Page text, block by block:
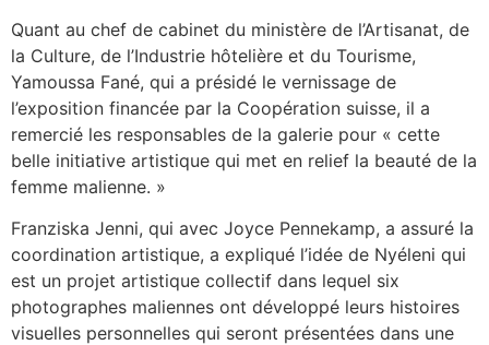
Quant au chef de cabinet du ministère de l’Artisanat, de
la Culture, de l’Industrie hôtelière et du Tourisme,
Yamoussa Fané, qui a présidé le vernissage de
l’exposition financée par la Coopération suisse, il a
remercié les responsables de la galerie pour « cette
belle initiative artistique qui met en relief la beauté de la
femme malienne. »
Franziska Jenni, qui avec Joyce Pennekamp, a assuré la
coordination artistique, a expliqué l’idée de Nyéleni qui
est un projet artistique collectif dans lequel six
photographes maliennes ont développé leurs histoires
visuelles personnelles qui seront présentées dans une